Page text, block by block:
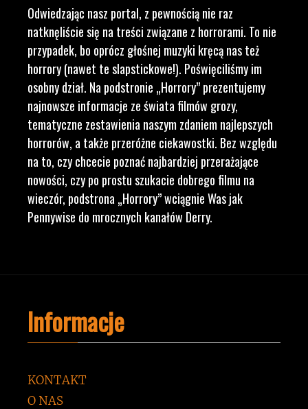
Odwiedzając nasz portal, z pewnością nie raz
natknęliście się na treści związane z horrorami. To nie
przypadek, bo oprócz głośnej muzyki kręcą nas też
horrory (nawet te slapstickowe!). Poświęciliśmy im
osobny dział. Na podstronie „Horrory” prezentujemy
najnowsze informacje ze świata filmów grozy,
tematyczne zestawienia naszym zdaniem najlepszych
horrorów, a także przeróżne ciekawostki. Bez względu
na to, czy chcecie poznać najbardziej przerażające
nowości, czy po prostu szukacie dobrego filmu na
wieczór, podstrona „Horrory” wciągnie Was jak
Pennywise do mrocznych kanałów Derry.
Informacje
KONTAKT
O NAS